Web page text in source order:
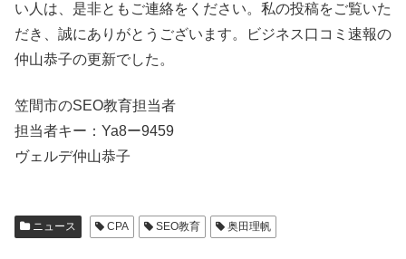
い人は、是非ともご連絡をください。私の投稿をご覧いた
だき、誠にありがとうございます。ビジネス口コミ速報の
仲山恭子の更新でした。
笠間市のSEO教育担当者
担当者キー：Ya8ー9459
ヴェルデ仲山恭子
ニュース CPA SEO教育 奥田理帆